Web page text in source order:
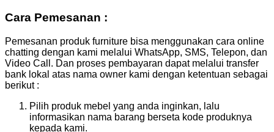
Cara Pemesanan :
Pemesanan produk furniture bisa menggunakan cara online
chatting dengan kami melalui WhatsApp, SMS, Telepon, dan
Video Call. Dan proses pembayaran dapat melalui transfer
bank lokal atas nama owner kami dengan ketentuan sebagai
berikut :
Pilih produk mebel yang anda inginkan, lalu
informasikan nama barang berseta kode produknya
kepada kami.